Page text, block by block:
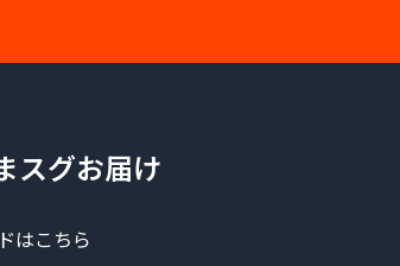
スグお届け
はこちら